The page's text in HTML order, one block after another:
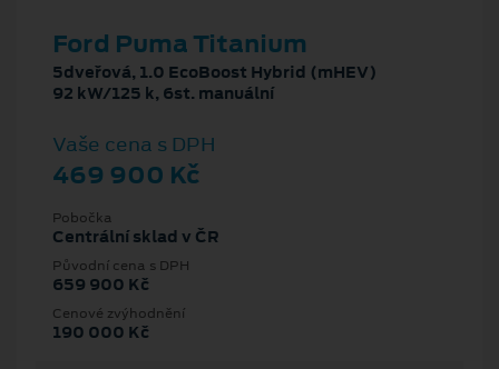
Ford Puma Titanium
5dveřová, 1.0 EcoBoost Hybrid (mHEV)
92 kW/125 k, 6st. manuální
Vaše cena s DPH
469 900 Kč
Pobočka
Centrální sklad v ČR
Původní cena s DPH
659 900 Kč
Cenové zvýhodnění
190 000 Kč